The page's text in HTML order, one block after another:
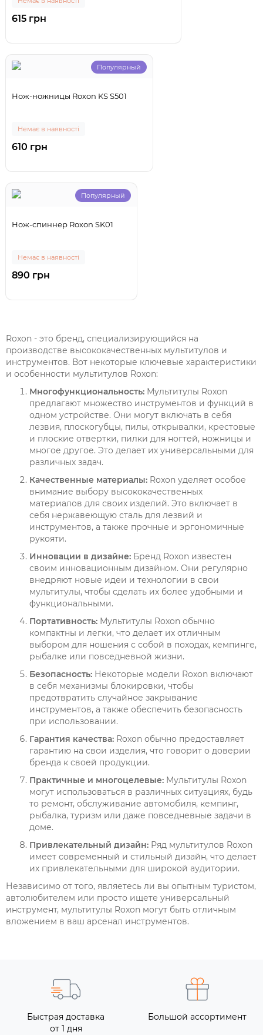
615 грн
Популярный
Нож-ножницы Roxon KS S501
Немає в наявності
610 грн
Популярный
Нож-спиннер Roxon SK01
Немає в наявності
890 грн
Roxon - это бренд, специализирующийся на
производстве высококачественных мультитулов и
инструментов. Вот некоторые ключевые характеристики
и особенности мультитулов Roxon:
Многофункциональность: Мультитулы Roxon
предлагают множество инструментов и функций в
одном устройстве. Они могут включать в себя
лезвия, плоскогубцы, пилы, открывалки, крестовые
и плоские отвертки, пилки для ногтей, ножницы и
многое другое. Это делает их универсальными для
различных задач.
Качественные материалы: Roxon уделяет особое
внимание выбору высококачественных
материалов для своих изделий. Это включает в
себя нержавеющую сталь для лезвий и
инструментов, а также прочные и эргономичные
рукояти.
Инновации в дизайне: Бренд Roxon известен
своим инновационным дизайном. Они регулярно
внедряют новые идеи и технологии в свои
мультитулы, чтобы сделать их более удобными и
функциональными.
Портативность: Мультитулы Roxon обычно
компактны и легки, что делает их отличным
выбором для ношения с собой в походах, кемпинге,
рыбалке или повседневной жизни.
Безопасность: Некоторые модели Roxon включают
в себя механизмы блокировки, чтобы
предотвратить случайное закрывание
инструментов, а также обеспечить безопасность
при использовании.
Гарантия качества: Roxon обычно предоставляет
гарантию на свои изделия, что говорит о доверии
бренда к своей продукции.
Практичные и многоцелевые: Мультитулы Roxon
могут использоваться в различных ситуациях, будь
то ремонт, обслуживание автомобиля, кемпинг,
рыбалка, туризм или даже повседневные задачи в
доме.
Привлекательный дизайн: Ряд мультитулов Roxon
имеет современный и стильный дизайн, что делает
их привлекательными для широкой аудитории.
Независимо от того, являетесь ли вы опытным туристом,
автолюбителем или просто ищете универсальный
инструмент, мультитулы Roxon могут быть отличным
вложением в ваш арсенал инструментов.
Быстрая доставка
от 1 дня
Большой ассортимент